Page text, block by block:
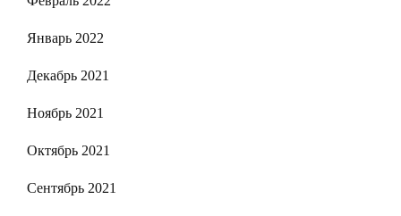
Январь 2022
Декабрь 2021
Ноябрь 2021
Октябрь 2021
Сентябрь 2021